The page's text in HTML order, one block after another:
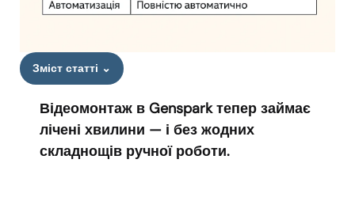
Зміст статті ⌄
Відеомонтаж в Genspark тепер займає
лічені хвилини — і без жодних
складнощів ручної роботи.